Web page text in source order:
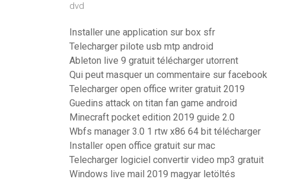
dvd
Installer une application sur box sfr
Telecharger pilote usb mtp android
Ableton live 9 gratuit télécharger utorrent
Qui peut masquer un commentaire sur facebook
Telecharger open office writer gratuit 2019
Guedins attack on titan fan game android
Minecraft pocket edition 2019 guide 2.0
Wbfs manager 3.0 1 rtw x86 64 bit télécharger
Installer open office gratuit sur mac
Telecharger logiciel convertir video mp3 gratuit
Windows live mail 2019 magyar letöltés